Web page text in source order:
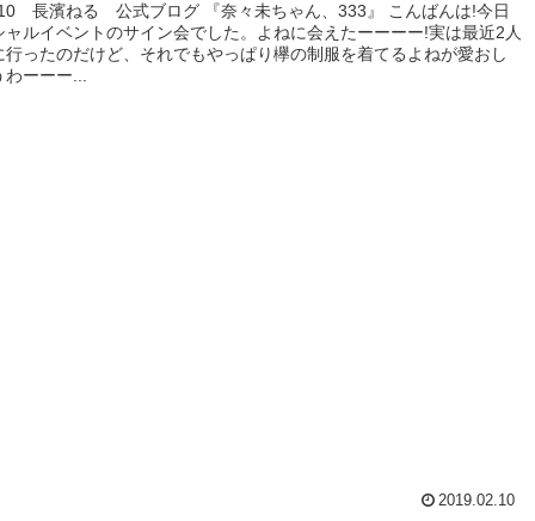
長濱ねる 公式ブログ 『奈々未ちゃん、333』 こんばんは!今日
ャルイベントのサイン会でした。よねに会えたーーーー!実は最近2人
行ったのだけど、それでもやっぱり欅の制服を着てるよねが愛おし
わーーー...
2019.02.10